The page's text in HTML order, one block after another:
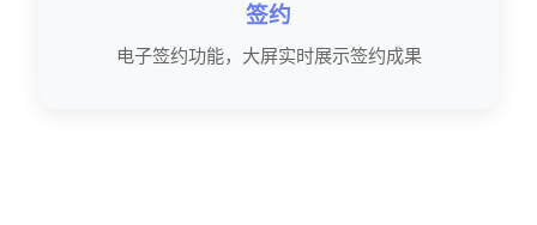
签约
电子签约功能，大屏实时展示签约成果